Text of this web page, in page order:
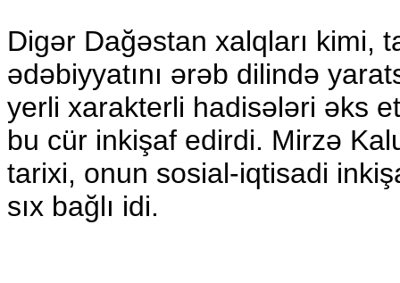
Digər Dağəstan xalqları kimi,
ədəbiyyatını ərəb dilində
yerli xarakterli hadisələri əks
bu cür inkişaf edirdi. Mirzə
tarixi, onun sosial-iqtisadi
sıx bağlı idi.